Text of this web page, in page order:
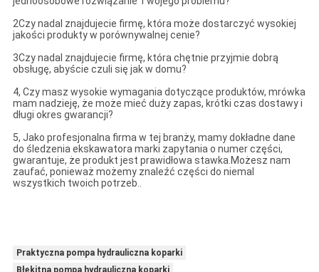
2Czy nadal znajdujecie firmę, która może dostarczyć wysokiej
jakości produkty w porównywalnej cenie?
3Czy nadal znajdujecie firmę, która chętnie przyjmie dobrą
obsługę, abyście czuli się jak w domu?
4, Czy masz wysokie wymagania dotyczące produktów, mrówka
mam nadzieję, że może mieć duży zapas, krótki czas dostawy i
długi okres gwarancji?
5, Jako profesjonalna firma w tej branży, mamy dokładne dane
do śledzenia ekskawatora marki zapytania o numer części,
gwarantuje, że produkt jest prawidłowa stawka.Możesz nam
zaufać, ponieważ możemy znaleźć części do niemal
wszystkich twoich potrzeb..
Praktyczna pompa hydrauliczna koparki
Błękitna pompa hydrauliczna koparki